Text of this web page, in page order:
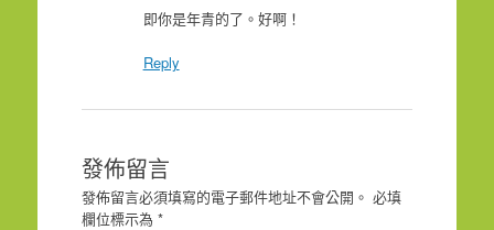
即你是年青的了。好啊！
Reply
發佈留言
發佈留言必須填寫的電子郵件地址不會公開。 必填
欄位標示為 *